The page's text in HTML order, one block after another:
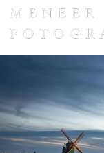
Terug naar